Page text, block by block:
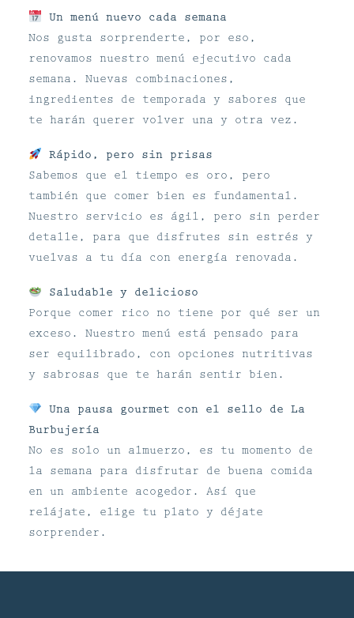
Un menú nuevo cada semana
Nos gusta sorprenderte, por eso,
renovamos nuestro menú ejecutivo cada
semana. Nuevas combinaciones,
ingredientes de temporada y sabores que
te harán querer volver una y otra vez.
Rápido, pero sin prisas
Sabemos que el tiempo es oro, pero
también que comer bien es fundamental.
Nuestro servicio es ágil, pero sin perder
detalle, para que disfrutes sin estrés y
vuelvas a tu día con energía renovada.
Saludable y delicioso
Porque comer rico no tiene por qué ser un
exceso. Nuestro menú está pensado para
ser equilibrado, con opciones nutritivas
y sabrosas que te harán sentir bien.
Una pausa gourmet con el sello de La
Burbujería
No es solo un almuerzo, es tu momento de
la semana para disfrutar de buena comida
en un ambiente acogedor. Así que
relájate, elige tu plato y déjate
sorprender.